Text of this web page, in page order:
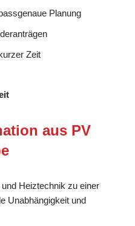
Planung
Zeit
aus PV
Heiztechnik zu einer
Unabhängigkeit und